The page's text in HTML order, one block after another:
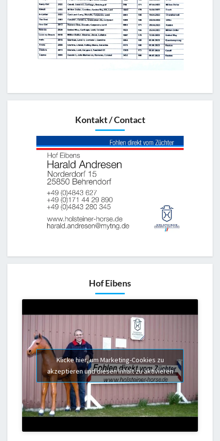
Kontakt / Contact
Hof Eibens
Klicke hier, um Marketing-Cookies zu
akzeptieren und diesen Inhalt zu aktivieren